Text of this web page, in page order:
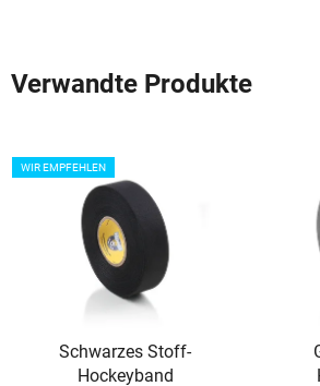
Verwandte Produkte
WIR EMPFEHLEN
Schwarzes Stoff-
Hockeyband